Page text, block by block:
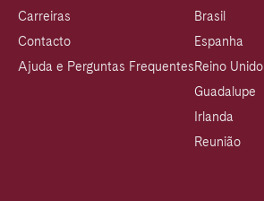
Carreiras
Contacto
Ajuda e Perguntas Frequentes
Brasil
Espanha
Reino Unido
Guadalupe
Irlanda
Reunião